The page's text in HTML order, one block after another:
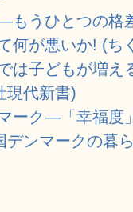
もうひとつの格
何が悪いか! (ち
は子どもが増
現代新書)
ーク―「幸福度
ンマークの暮